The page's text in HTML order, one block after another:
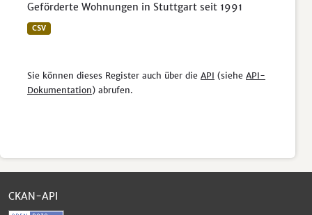
Geförderte Wohnungen in Stuttgart seit 1991
CSV
Sie können dieses Register auch über die API (siehe API-
Dokumentation) abrufen.
CKAN-API